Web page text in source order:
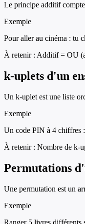
Le principe additif
Exemple
Pour aller au cinéma : tu
À retenir : Additif = OU
k-uplets d'un
Un k-uplet est une liste
Exemple
Un code PIN à 4 chiffres
À retenir : Nombre de k-
Permutations
Une permutation est un
Exemple
Ranger 5 livres différents